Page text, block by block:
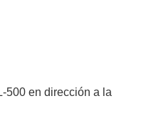
500 en dirección a la